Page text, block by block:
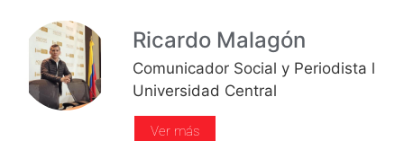
Ricardo Malagón
Comunicador Social y Periodista l
Universidad Central
Ver más